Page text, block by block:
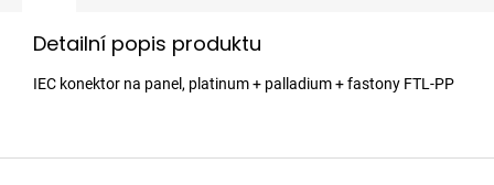
Detailní popis produktu
IEC konektor na panel, platinum + palladium + fastony FTL-PP
Z